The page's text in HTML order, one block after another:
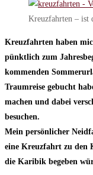
Kreuzfahrten – ist
Kreuzfahrten haben
pünktlich zum
kommenden
Traumreise gebucht
machen und dabei
besuchen.
Mein persönlicher
eine Kreuzfahrt zu den
die Karibik begeben